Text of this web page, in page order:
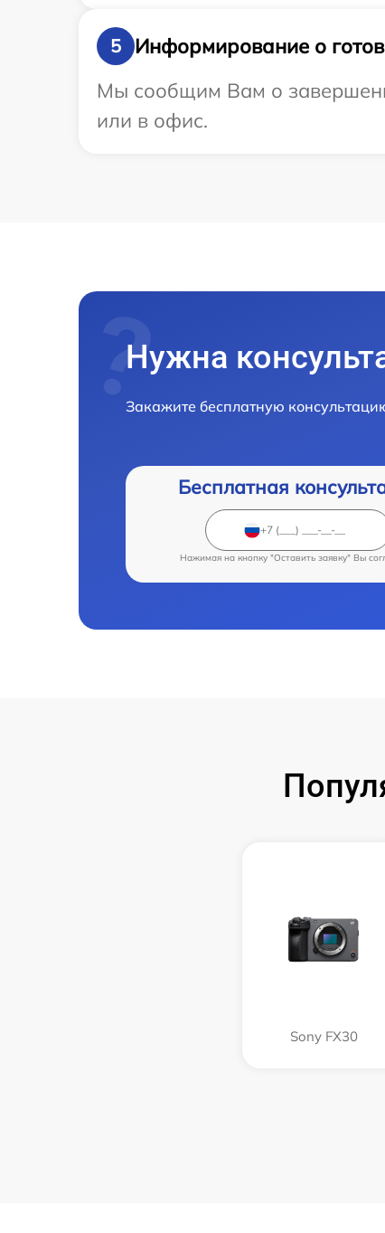
5
Информирование о
Мы сообщим Вам о
или в офис.
Нужна
Закажите бесплатную
Бесплатная
Нажимая на кнопку "Оставить заявку" Вы
Sony FX30